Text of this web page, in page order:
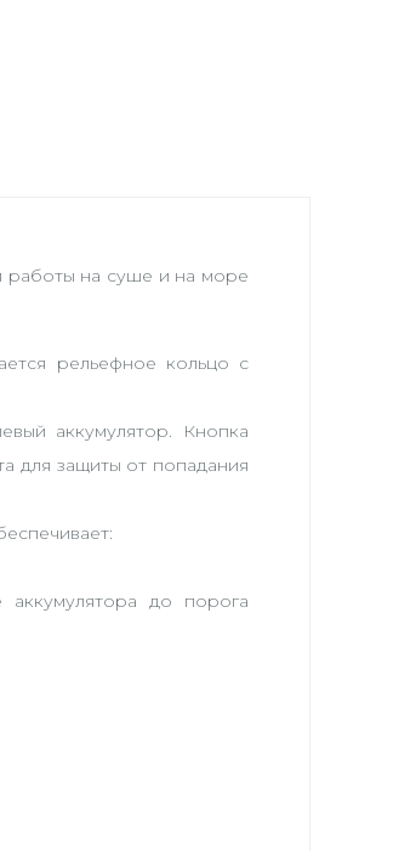
работы на суше и на море
рельефное кольцо с
аккумулятор. Кнопка
для защиты от попадания
до порога